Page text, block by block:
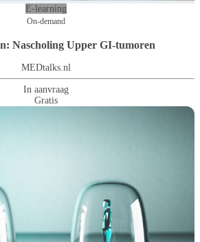
E-learning
On-demand
Nascholing Upper GI-tumoren
MEDtalks.nl
In aanvraag
Gratis